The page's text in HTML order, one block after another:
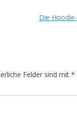
Die
Felder sind mit *